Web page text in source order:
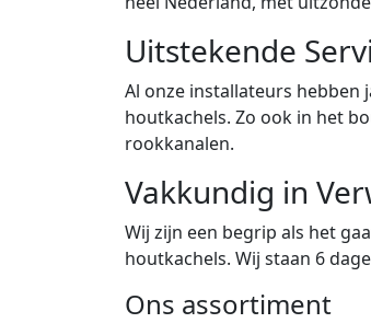
Uitstekende
Al onze installateurs hebben
houtkachels. Zo ook in het
rookkanalen.
Vakkundig in
Wij zijn een begrip als het
houtkachels. Wij staan 6
Ons assortiment